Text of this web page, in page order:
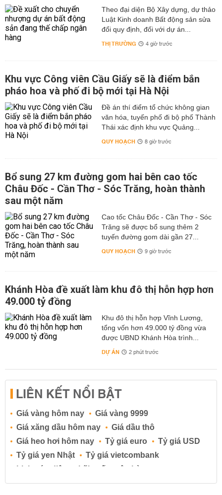
Theo đại diện Bộ Xây dựng, dự thảo
Luật Kinh doanh Bất động sản sửa
đổi quy định, đối với dự án...
THỊ TRƯỜNG 4 giờ trước
Khu vực Công viên Cầu Giấy sẽ là điểm bắn
pháo hoa và phố đi bộ mới tại Hà Nội
Đề án thí điểm tổ chức không gian
văn hóa, tuyến phố đi bộ phố Thành
Thái xác định khu vực Quảng...
QUY HOẠCH 8 giờ trước
Bổ sung 27 km đường gom hai bên cao tốc
Châu Đốc - Cần Thơ - Sóc Trăng, hoàn thành
sau một năm
Cao tốc Châu Đốc - Cần Thơ - Sóc
Trăng sẽ được bổ sung thêm 2
tuyến đường gom dài gần 27...
QUY HOẠCH 9 giờ trước
Khánh Hòa đề xuất làm khu đô thị hỗn hợp hơn
49.000 tỷ đồng
Khu đô thị hỗn hợp Vĩnh Lương,
tổng vốn hơn 49.000 tỷ đồng vừa
được UBND Khánh Hòa trình...
DỰ ÁN 2 phút trước
LIÊN KẾT NỔI BẬT
Giá vàng hôm nay
Giá vàng 9999
Giá xăng dầu hôm nay
Giá dầu thô
Giá heo hơi hôm nay
Tỷ giá euro
Tỷ giá USD
Tỷ giá yen Nhật
Tỷ giá vietcombank
Lịch cúp điện
Lãi suất ngân hàng
Lãi suất tiết kiệm
Lãi suất tiền gửi